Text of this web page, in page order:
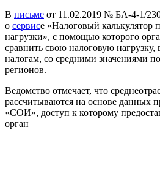
В письме от 11.02.2019 № БА-4-1/
о сервисе «Налоговый калькулятор
нагрузки», с помощью которого
сравнить свою налоговую
налогам, со средними значениями по
регионов.
Ведомство отмечает, что
рассчитываются на основе данных
«СОИ», доступ к которому
орган